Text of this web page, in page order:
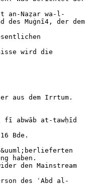
an-Naẓar wa-l-
des Muġnī4, der dem
wird die
aus dem Irrtum.
fī abwāb at-tawḥīd
Bde.
haben.
den Mainstream
des ʿAbd al-